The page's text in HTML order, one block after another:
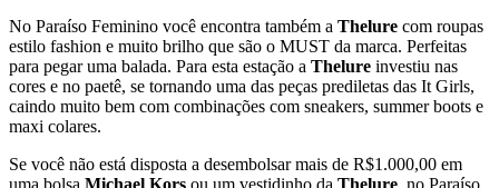
No Paraíso Feminino você encontra também a Thelure com roupas
estilo fashion e muito brilho que são o MUST da marca. Perfeitas
para pegar uma balada. Para esta estação a Thelure investiu nas
cores e no paetê, se tornando uma das peças prediletas das It Girls,
caindo muito bem com combinações com sneakers, summer boots e
maxi colares.
Se você não está disposta a desembolsar mais de R$1.000,00 em